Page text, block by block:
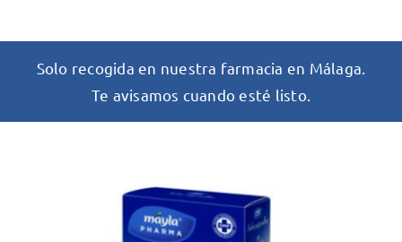
Solo recogida en nuestra farmacia en Málaga.
Te avisamos cuando esté listo.